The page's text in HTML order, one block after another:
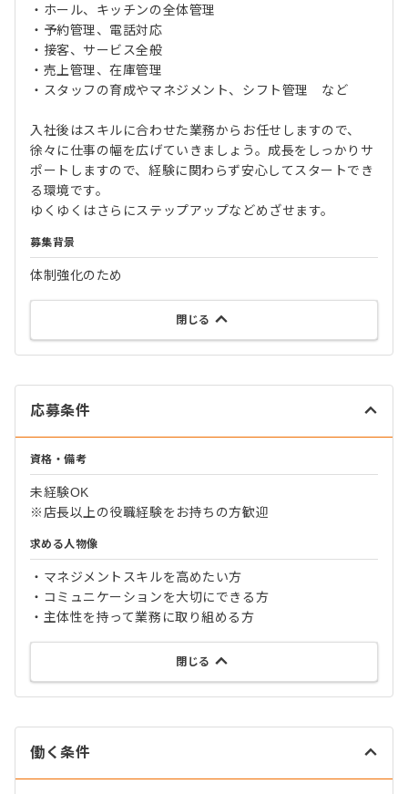
・ホール、キッチンの全体管理
・予約管理、電話対応
・接客、サービス全般
・売上管理、在庫管理
・スタッフの育成やマネジメント、シフト管理 など
入社後はスキルに合わせた業務からお任せしますので、
徐々に仕事の幅を広げていきましょう。成長をしっかりサ
ポートしますので、経験に関わらず安心してスタートでき
る環境です。
ゆくゆくはさらにステップアップなどめざせます。
募集背景
体制強化のため
閉じる
応募条件
資格・備考
未経験OK
※店長以上の役職経験をお持ちの方歓迎
求める人物像
・マネジメントスキルを高めたい方
・コミュニケーションを大切にできる方
・主体性を持って業務に取り組める方
閉じる
働く条件